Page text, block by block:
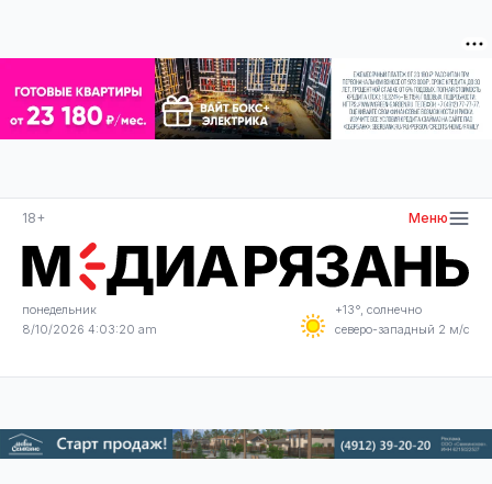
18+ Меню
понедельник
8/10/2026 4:03:20 am
+13°, солнечно
северо-западный 2 м/с